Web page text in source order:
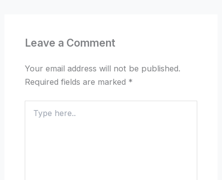
Leave a Comment
Your email address will not be published.
Required fields are marked *
here..